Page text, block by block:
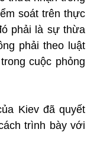
soát trên thực
phải là sự thừa
phải theo luật
cuộc phỏng
Kiev đã quyết
trình bày với